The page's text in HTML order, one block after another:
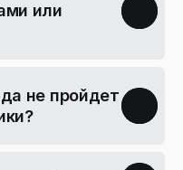
или
не пройдет